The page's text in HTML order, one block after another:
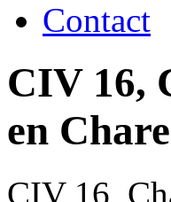
Contact
CIV 16,
en
CIV 16,